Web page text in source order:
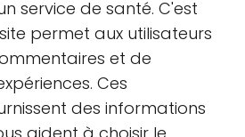
service de santé. C'est
permet aux utilisateurs
et de
Ces
des informations